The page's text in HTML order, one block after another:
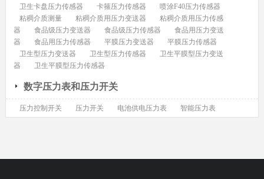
卫生卡盘压力传感器 卡箍压力传感器
喷涂F40压力传感器
粘稠介质测量
粘稠介质用压力变送器
粘稠介质用压力传感
器
食品级压力变送器 食品级压力传感器
食品用压力变送
器
食品用压力传感器 平膜压力变送器
平膜压力传感器
卫生型压力变送器
卫生型压力传感器
卫生平膜型压力变送
器
卫生平膜型压力传感器
数字压力表和压力开关
压力控制开关 压力开关 电池供电压力表 智能压力表